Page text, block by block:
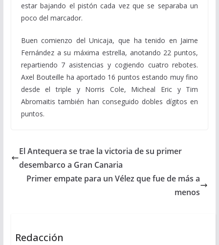
estar bajando el pistón cada vez que se separaba un
poco del marcador.
Buen comienzo del Unicaja, que ha tenido en Jaime
Fernández a su máxima estrella, anotando 22 puntos,
repartiendo 7 asistencias y cogiendo cuatro rebotes.
Axel Bouteille ha aportado 16 puntos estando muy fino
desde el triple y Norris Cole, Micheal Eric y Tim
Abromaitis también han conseguido dobles dígitos en
puntos.
El Antequera se trae la victoria de su primer
desembarco a Gran Canaria
Primer empate para un Vélez que fue de más a
menos
Redacción